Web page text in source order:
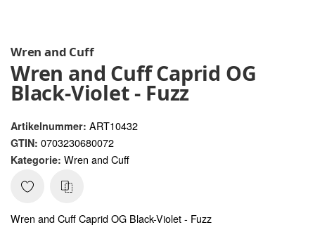
Wren and Cuff
Wren and Cuff Caprid OG
Black-Violet - Fuzz
Artikelnummer: ART10432
GTIN: 0703230680072
Kategorie: Wren and Cuff
Wren and Cuff Caprid OG Black-Violet - Fuzz